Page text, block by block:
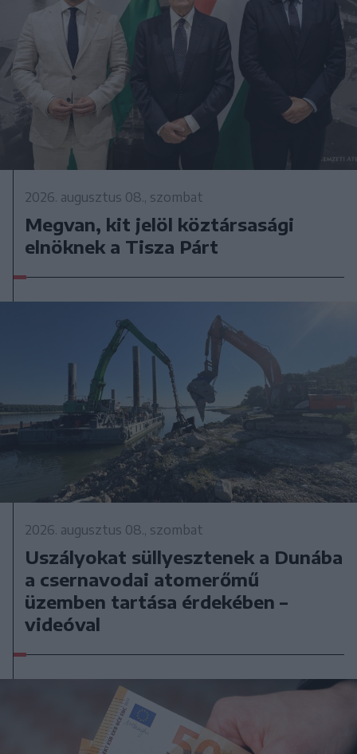
2026. augusztus 08., szombat
Megvan, kit jelöl köztársasági
elnöknek a Tisza Párt
2026. augusztus 08., szombat
Uszályokat süllyesztenek a Dunába
a csernavodai atomerőmű
üzemben tartása érdekében –
videóval